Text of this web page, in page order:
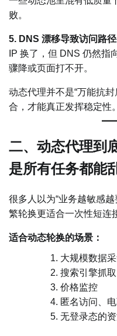
败。
5. DNS 漂移导致访问路
IP 换了，但 DNS 仍然指
骤降或页面打不开。
动态代理并不是“万能抗
合，才能真正发挥稳定性。
二、动态代理到
是所有任务都能
很多人以为“业务越敏感
繁轮换更适合一次性短连
适合动态轮换的场景：
大规模数据
搜索引擎抓取
价格监控
匿名访问、
无登录态的